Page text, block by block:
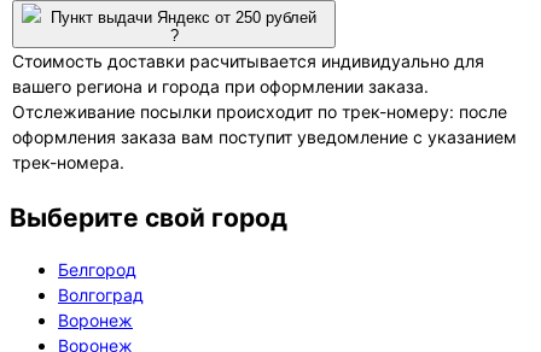
Пункт выдачи Яндекс от 250 рублей
?
Стоимость доставки расчитывается индивидуально для
вашего региона и города при оформлении заказа.
Отслеживание посылки происходит по трек-номеру: после
оформления заказа вам поступит уведомление с указанием
трек-номера.
Выберите свой город
Белгород
Волгоград
Воронеж
Воронеж